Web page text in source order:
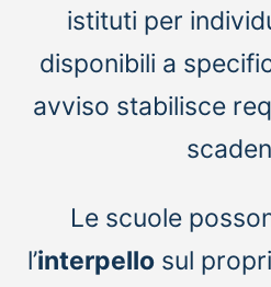
istituti per
disponibili a
avviso stabilisce
Le scuole
l’interpello sul